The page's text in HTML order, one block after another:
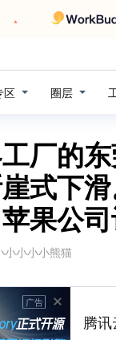
区 圈层
厂的
式下
果公
小小小小熊猫
广告
腾